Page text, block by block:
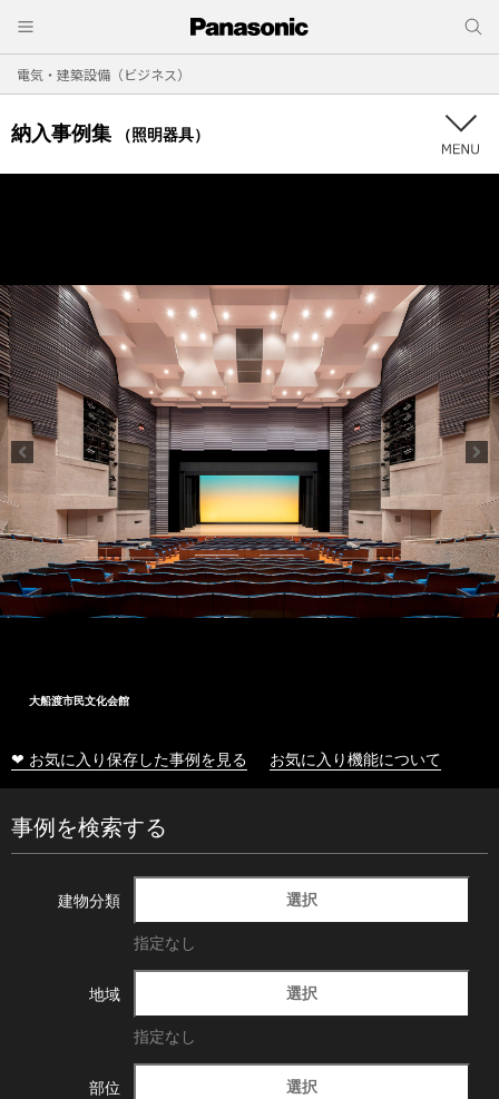
電気・建築設備（ビジネス）
納入事例集 （照明器具）
大船渡市民文化会館
❤ お気に入り保存した事例を見る お気に入り機能について
事例を検索する
建物分類 選択
指定なし
地域 選択
指定なし
部位 選択